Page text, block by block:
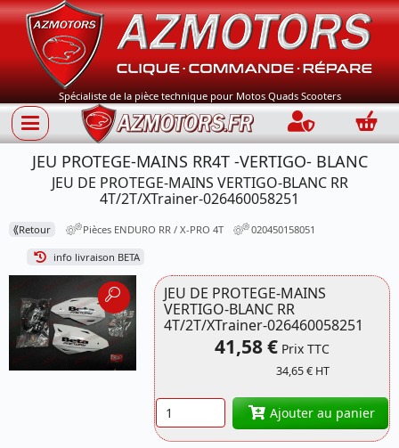
Spécialiste de la pièce technique pour Motos Quads Scooters
Connection
JEU PROTEGE-MAINS RR4T -VERTIGO- BLANC
JEU DE PROTEGE-MAINS VERTIGO-BLANC RR
4T/2T/XTrainer-026460058251
⟪Retour Pièces ENDURO RR / X-PRO 4T 020450158051
info livraison BETA
JEU DE PROTEGE-MAINS
VERTIGO-BLANC RR
4T/2T/XTrainer-026460058251
41,58 €Prix TTC
34,65 € HT
Quantité Ajouter au panier